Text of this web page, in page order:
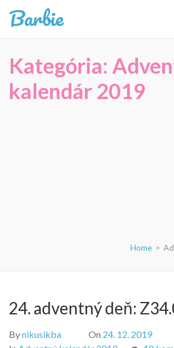
Enter)
Barbie
Kategória:
kalendár 2019
Home >
24. adventný deň:
Bynikusikba On 24. 12. 2019